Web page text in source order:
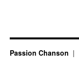
Passion Chanson